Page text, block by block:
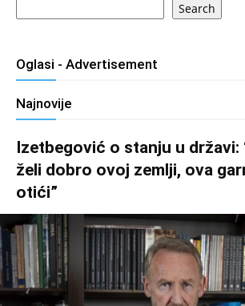
Search
Oglasi - Advertisement
Najnovije
Izetbegović o stanju u državi:
želi dobro ovoj zemlji, ova
otići”